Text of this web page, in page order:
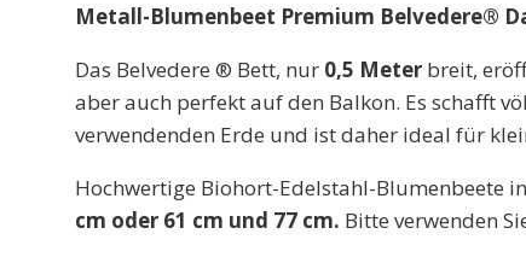
Metall-Blumenbeet Premium Belvedere®
Das Belvedere ® Bett, nur 0,5 Meter breit,
aber auch perfekt auf den Balkon. Es schafft
verwendenden Erde und ist daher ideal für
Hochwertige Biohort-Edelstahl-Blumenbeete in
cm oder 61 cm und 77 cm. Bitte verwenden